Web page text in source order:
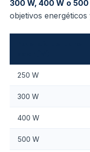
300 W, 400 W o 500
objetivos energéticos
250 W
300 W
400 W
500 W